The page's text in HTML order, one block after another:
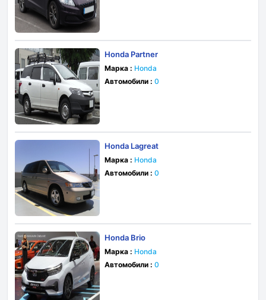
Honda Partner
Марка : Honda
Автомобили : 0
Honda Lagreat
Марка : Honda
Автомобили : 0
Honda Brio
Марка : Honda
Автомобили : 0